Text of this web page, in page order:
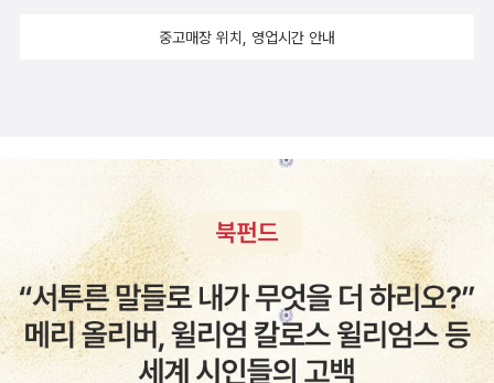
있답니다.답지에 구문해설 있는게 가장 맘에 들더라구요.^^중학생이
리 신기방기한 풍습을 갖고 있는 나라들이 많은데요.저도 아이와 함
이 된것이 마음에 들어요.문제도 전체적으로 독해의 전체와 부분을
보는 시각을 길러주는 문제들이라...부분적인 문제에서는 약한모습을
보인 여름이에게 딱! 어울리는 중학 영어 독해 문제집이랍니다.^
^ 마지막의 퀵 체크 코너 보이시나요?지문 속 헷갈리는 어휘나 구
문을 간단한 문제를 통해 확실하게 익히고 넘어가도록 도와주네요.^
^ 요렇게 4개의 지문을 읽고, 해당 문제까지 모두 풀고가나면...테
마별 어휘와 Quick check로 학습한 어휘를 다시 한 번 꼼꼼하게 짚
중고매장 위치, 영업시간 안내